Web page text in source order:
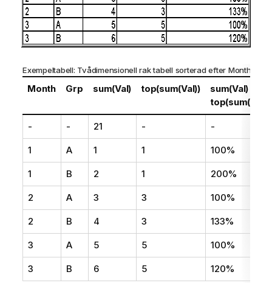
Exempeltabell: Tvådimensionell rak tabell sorterad efter Month
Month Grp sum(Val) top(sum(Val))
sum(Val) /
top(sum(Val))
- - 21 - -
1 A 1 1 100%
1 B 2 1 200%
2 A 3 3 100%
2 B 4 3 133%
3 A 5 5 100%
3 B 6 5 120%